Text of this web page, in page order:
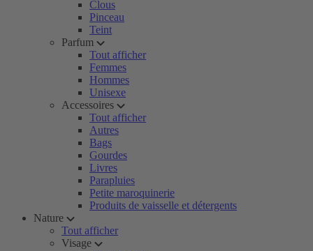
Clous
Pinceau
Teint
Parfum
Tout afficher
Femmes
Hommes
Unisexe
Accessoires
Tout afficher
Autres
Bags
Gourdes
Livres
Parapluies
Petite maroquinerie
Produits de vaisselle et détergents
Nature
Tout afficher
Visage